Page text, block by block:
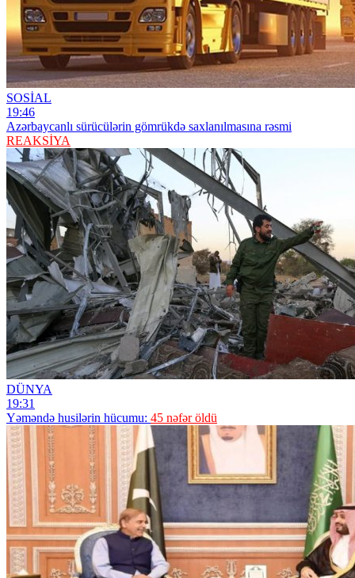
SOSİAL
19:46
Azərbaycanlı sürücülərin gömrükdə saxlanılmasına rəsmi
REAKSİYA
DÜNYA
19:31
Yəməndə husilərin hücumu: 45 nəfər öldü